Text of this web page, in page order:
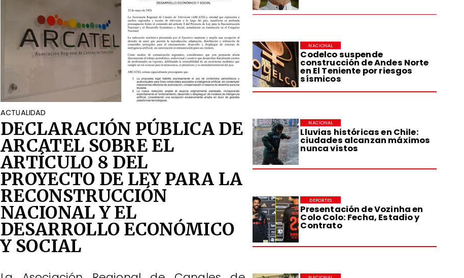
Codelco suspende
construcción de Andes Norte
en El Teniente por riesgos
sísmicos
NACIONAL
Lluvias históricas en Chile:
ciudades alcanzan máximos
nunca vistos
NACIONAL
Presentación de Vozinha en
Colo Colo: Fecha, Estadio y
Contrato
DEPORTES
ACTUALIDAD
DECLARACIÓN PÚBLICA DE
ARCATEL SOBRE EL
ARTÍCULO 8 DEL
PROYECTO DE LEY PARA LA
RECONSTRUCCIÓN
NACIONAL Y EL
DESARROLLO ECONÓMICO
Y SOCIAL